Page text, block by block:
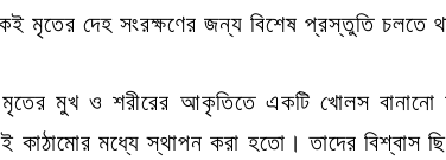
মৃতের দেহ সংরক্ষণের জন্য বিশেষ প্রস্তুতি চলতে
মুখ ও শরীরের আকৃতিতে একটি খোলস
কাঠামোর মধ্যে স্থাপন করা হতো। তাদের বিশ্বাস